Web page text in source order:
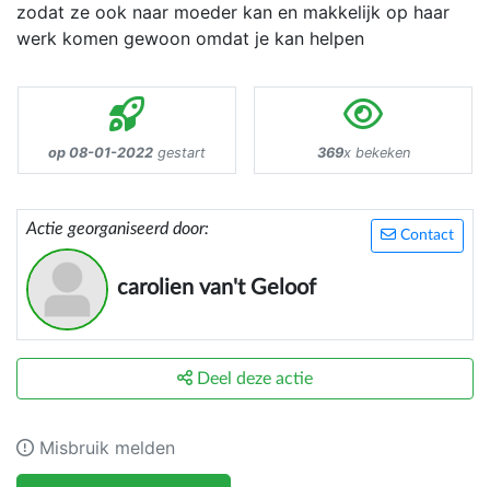
zodat ze ook naar moeder kan en makkelijk op haar
werk komen gewoon omdat je kan helpen
op 08-01-2022 gestart 369x bekeken
Contact
Actie georganiseerd door:
carolien van't Geloof
Deel deze actie
Misbruik melden